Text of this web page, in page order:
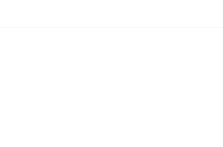
la conformité avec les réglementations. Personnalisez vos